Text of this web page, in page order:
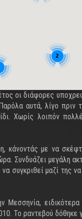
2
οι διάφορες
αυτά, λίγο πριν
Χωρίς λοιπόν
κάνοντάς με να
Συνδυάζει μεγάλη
συγκριθεί μαζί της
Μεσσηνία,
Το ραντεβού δόθηκε